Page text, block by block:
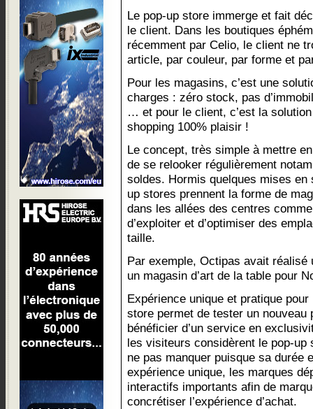
Le pop-up store immerge et fait
le client. Dans les boutiques
récemment par Celio, le client ne
article, par couleur, par forme et
Pour les magasins, c’est une
charges : zéro stock, pas
… et pour le client, c’est la
shopping 100% plaisir !
Le concept, très simple à mettre
de se relooker régulièrement
soldes. Hormis quelques mises
up stores prennent la forme de
dans les allées des centres
d’exploiter et d’optimiser des
taille.
Par exemple, Octipas avait réalisé
un magasin d’art de la table pour
Expérience unique et pratique
store permet de tester un nouveau
bénéficier d’un service en
les visiteurs considèrent le pop-up
ne pas manquer puisque sa durée
expérience unique, les marques
interactifs importants afin de
concrétiser l’expérience d’achat.